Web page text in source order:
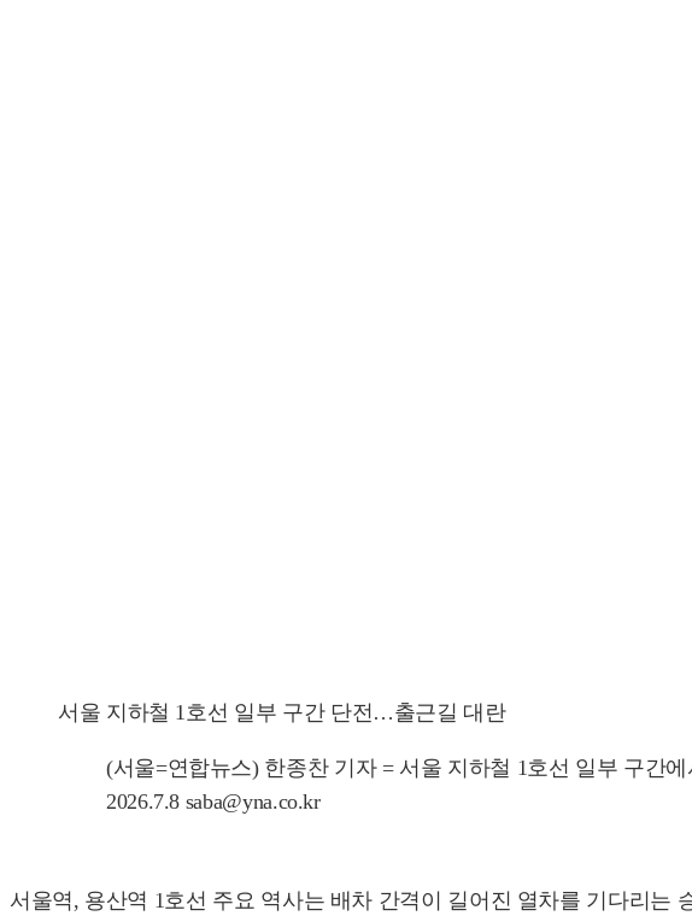
서울 지하철 1호선 일부 구간 단전…출근길 대란
(서울=연합뉴스) 한종찬 기자 = 서울 지하철 1호선 일부 구간
2026.7.8 saba@yna.co.kr
서울역, 용산역 1호선 주요 역사는 배차 간격이 길어진 열차를 기다리는